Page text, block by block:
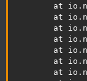
at
at
at
at
at
at
at